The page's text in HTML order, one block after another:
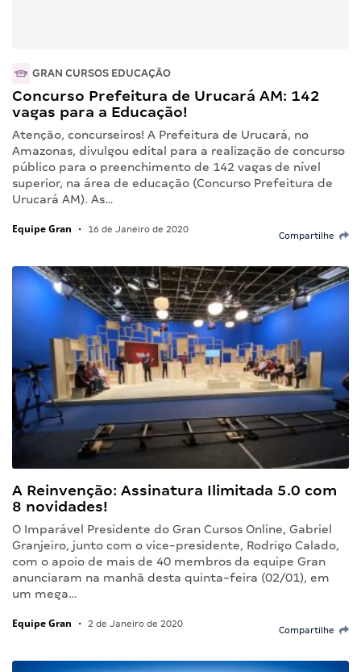
GRAN CURSOS EDUCAÇÃO
Concurso Prefeitura de Urucará AM: 142
vagas para a Educação!
Atenção, concurseiros! A Prefeitura de Urucará, no
Amazonas, divulgou edital para a realização de concurso
público para o preenchimento de 142 vagas de nível
superior, na área de educação (Concurso Prefeitura de
Urucará AM). As…
Equipe Gran • 16 de Janeiro de 2020
Compartilhe
A Reinvenção: Assinatura Ilimitada 5.0 com
8 novidades!
O Imparável Presidente do Gran Cursos Online, Gabriel
Granjeiro, junto com o vice-presidente, Rodrigo Calado,
com o apoio de mais de 40 membros da equipe Gran
anunciaram na manhã desta quinta-feira (02/01), em
um mega…
Equipe Gran • 2 de Janeiro de 2020
Compartilhe